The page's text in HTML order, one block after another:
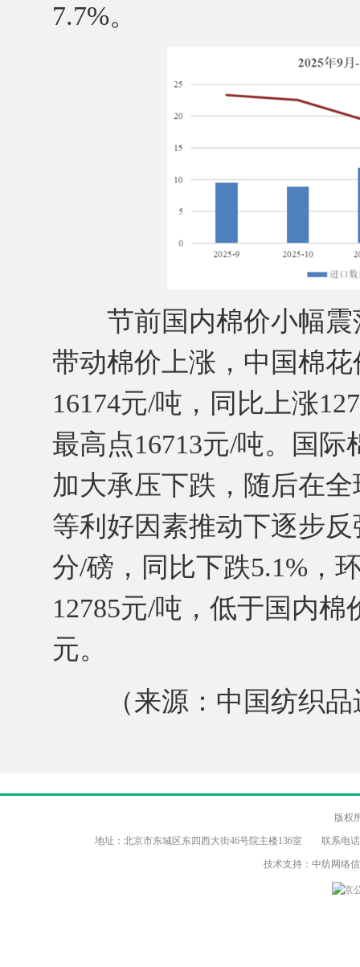
7.7%。
节前国内棉价小幅震
带动棉价上涨，中国棉花
16174元/吨，同比上涨
最高点16713元/吨。国
加大承压下跌，随后在
等利好因素推动下逐步
分/磅，同比下跌5.1%，
12785元/吨，低于国内棉
元。
（来源：中国纺织品
版权
地址：北京市东城区东四西大街46号院主楼136室 联系电
技术支持：中纺网络
京